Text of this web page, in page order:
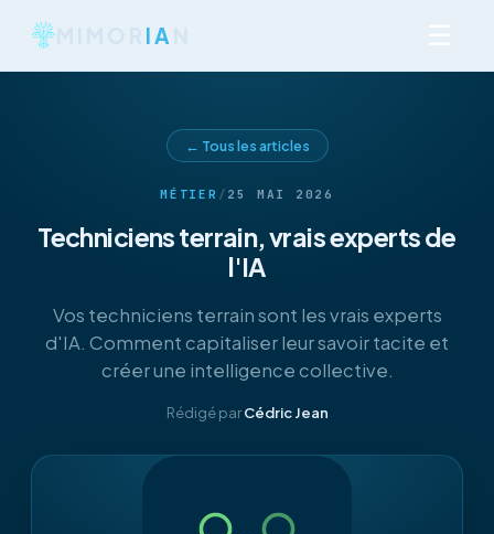
IA
← Tous les articles
MÉTIER / 25 MAI 2026
Techniciens terrain, vrais experts de
l'IA
Vos techniciens terrain sont les vrais experts
d'IA. Comment capitaliser leur savoir tacite et
créer une intelligence collective.
Rédigé parCédric Jean